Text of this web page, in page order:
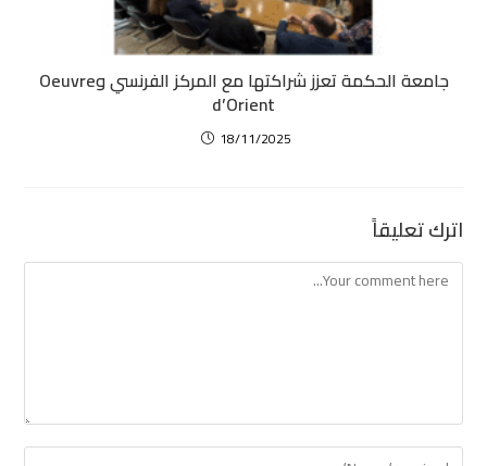
جامعة الحكمة تعزز شراكتها مع المركز الفرنسي وOeuvre
d’Orient
18/11/2025
اترك تعليقاً